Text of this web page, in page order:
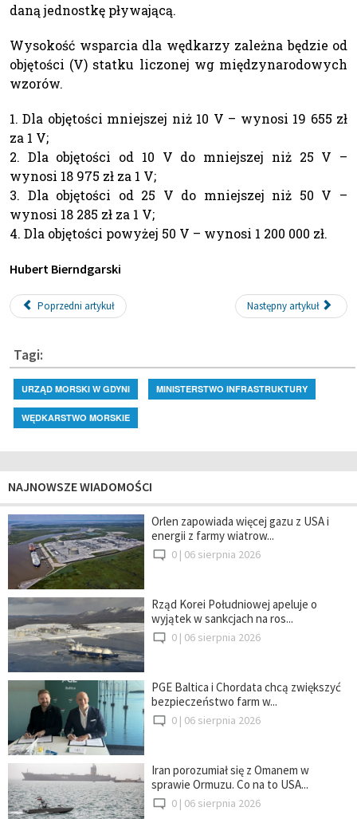
daną jednostkę pływającą.
Wysokość wsparcia dla wędkarzy zależna będzie od
objętości (V) statku liczonej wg międzynarodowych
wzorów.
1. Dla objętości mniejszej niż 10 V – wynosi 19 655 zł
za 1 V;
2. Dla objętości od 10 V do mniejszej niż 25 V –
wynosi 18 975 zł za 1 V;
3. Dla objętości od 25 V do mniejszej niż 50 V –
wynosi 18 285 zł za 1 V;
4. Dla objętości powyżej 50 V – wynosi 1 200 000 zł.
Hubert Bierndgarski
Poprzedni artykuł Następny artykuł
Tagi:
URZĄD MORSKI W GDYNI MINISTERSTWO INFRASTRUKTURY
WĘDKARSTWO MORSKIE
NAJNOWSZE WIADOMOŚCI
Orlen zapowiada więcej gazu z USA i
energii z farmy wiatrow...
0 | 06 sierpnia 2026
Rząd Korei Południowej apeluje o
wyjątek w sankcjach na ros...
0 | 06 sierpnia 2026
PGE Baltica i Chordata chcą zwiększyć
bezpieczeństwo farm w...
0 | 06 sierpnia 2026
Iran porozumiał się z Omanem w
sprawie Ormuzu. Co na to USA...
0 | 06 sierpnia 2026